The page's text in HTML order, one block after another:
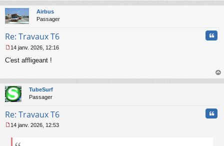
g
e
n
n
u
au
Airbus
Passager
Re: Travaux T6
e
a
g
e
o
l
14 janv. 2026, 12:16
C'est affligeant !
au
TubeSurf
Passager
Re: Travaux T6
e
14 janv. 2026, 12:53